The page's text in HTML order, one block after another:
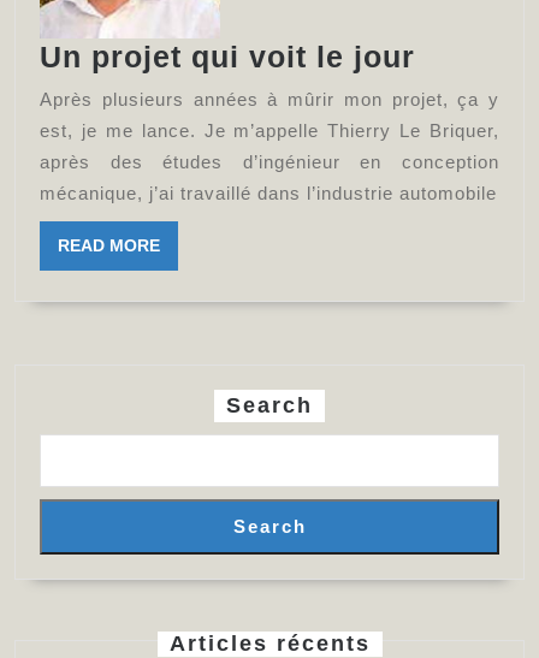
Un projet qui voit le jour
projet
qui
voit
le
Après plusieurs années à mûrir mon projet, ça y
est, je me lance. Je m’appelle Thierry Le Briquer,
après des études d’ingénieur en conception
mécanique, j’ai travaillé dans l’industrie automobile
READ MOREREAD
MORE
Search
Search
Articles récents